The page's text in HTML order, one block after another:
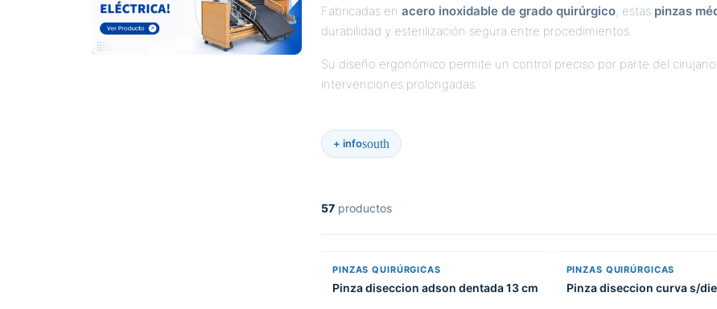
Fabricadas en acero inoxidable de grado quirúrgico, estas pinzas
durabilidad y esterilización segura entre procedimientos.
Su diseño ergonómico permite un control preciso por parte del
intervenciones prolongadas.
+ infosouth
57 productos
PINZAS QUIRÚRGICAS
Pinza diseccion adson dentada 13 cm
PINZAS QUIRÚRGICAS
Pinza diseccion curva s/